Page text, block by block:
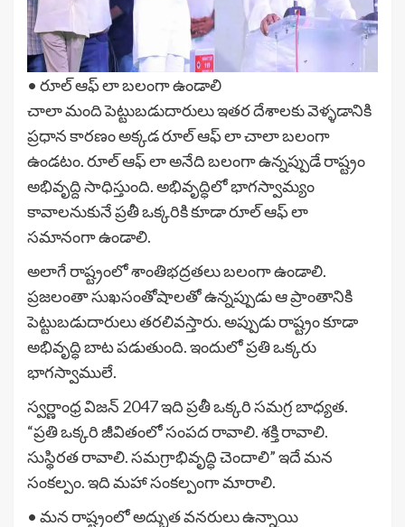
• రూల్ ఆఫ్ లా బలంగా ఉండాలి
చాలా మంది పెట్టుబడుదారులు ఇతర దేశాలకు వెళ్ళడానికి
ప్రధాన కారణం అక్కడ రూల్ ఆఫ్ లా చాలా బలంగా
ఉండటం. రూల్ ఆఫ్ లా అనేది బలంగా ఉన్నప్పుడే రాష్ట్రం
అభివృద్ది సాధిస్తుంది. అభివృద్ధిలో భాగస్వామ్యం
కావాలనుకునే ప్రతీ ఒక్కరికి కూడా రూల్ ఆఫ్ లా
సమానంగా ఉండాలి.
అలాగే రాష్ట్రంలో శాంతిభద్రతలు బలంగా ఉండాలి.
ప్రజలంతా సుఖసంతోషాలతో ఉన్నప్పుడు ఆ ప్రాంతానికి
పెట్టుబడుదారులు తరలివస్తారు. అప్పుడు రాష్ట్రం కూడా
అభివృద్ధి బాట పడుతుంది. ఇందులో ప్రతి ఒక్కరు
భాగస్వాములే.
స్వర్ణాంధ్ర విజన్ 2047 ఇది ప్రతీ ఒక్కరి సమగ్ర బాధ్యత.
“ప్రతి ఒక్కరి జీవితంలో సంపద రావాలి. శక్తి రావాలి.
సుస్థిరత రావాలి. సమగ్రాభివృద్ధి చెందాలి” ఇదే మన
సంకల్పం. ఇది మహా సంకల్పంగా మారాలి.
• మన రాష్ట్రంలో అద్భుత వనరులు ఉన్నాయి